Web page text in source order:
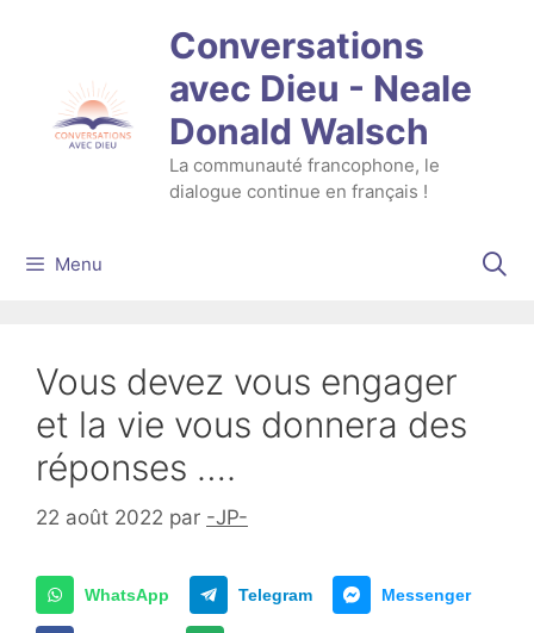
Conversations
avec Dieu - Neale
Donald Walsch
La communauté francophone, le
dialogue continue en français !
Menu
Vous devez vous engager
et la vie vous donnera des
réponses ….
22 août 2022 par -JP-
WhatsApp Telegram Messenger